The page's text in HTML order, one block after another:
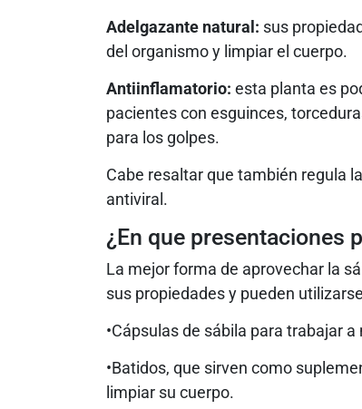
Adelgazante natural: sus
del organismo y limpiar el cuerpo.
Antiinflamatorio: esta planta es
pacientes con esguinces,
para los golpes.
Cabe resaltar que también regula
antiviral.
¿En que presentaciones
La mejor forma de aprovechar la
sus propiedades y pueden
•Cápsulas de sábila para trabajar
•Batidos, que sirven como
limpiar su cuerpo.